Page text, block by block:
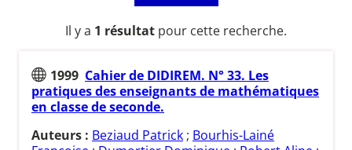
Il y a 1 résultat pour cette recherche.
1999 Cahier de DIDIREM. N° 33. Les
pratiques des enseignants de mathématiques
en classe de seconde.
Auteurs : Beziaud Patrick ; Bourhis-Lainé